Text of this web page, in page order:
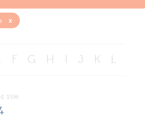
x
F G H J K L
15M